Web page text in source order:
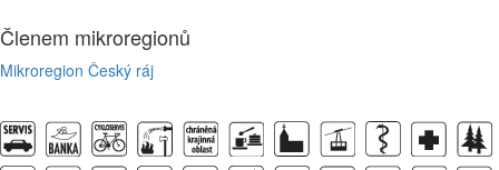
Členem mikroregionů
Mikroregion Český ráj